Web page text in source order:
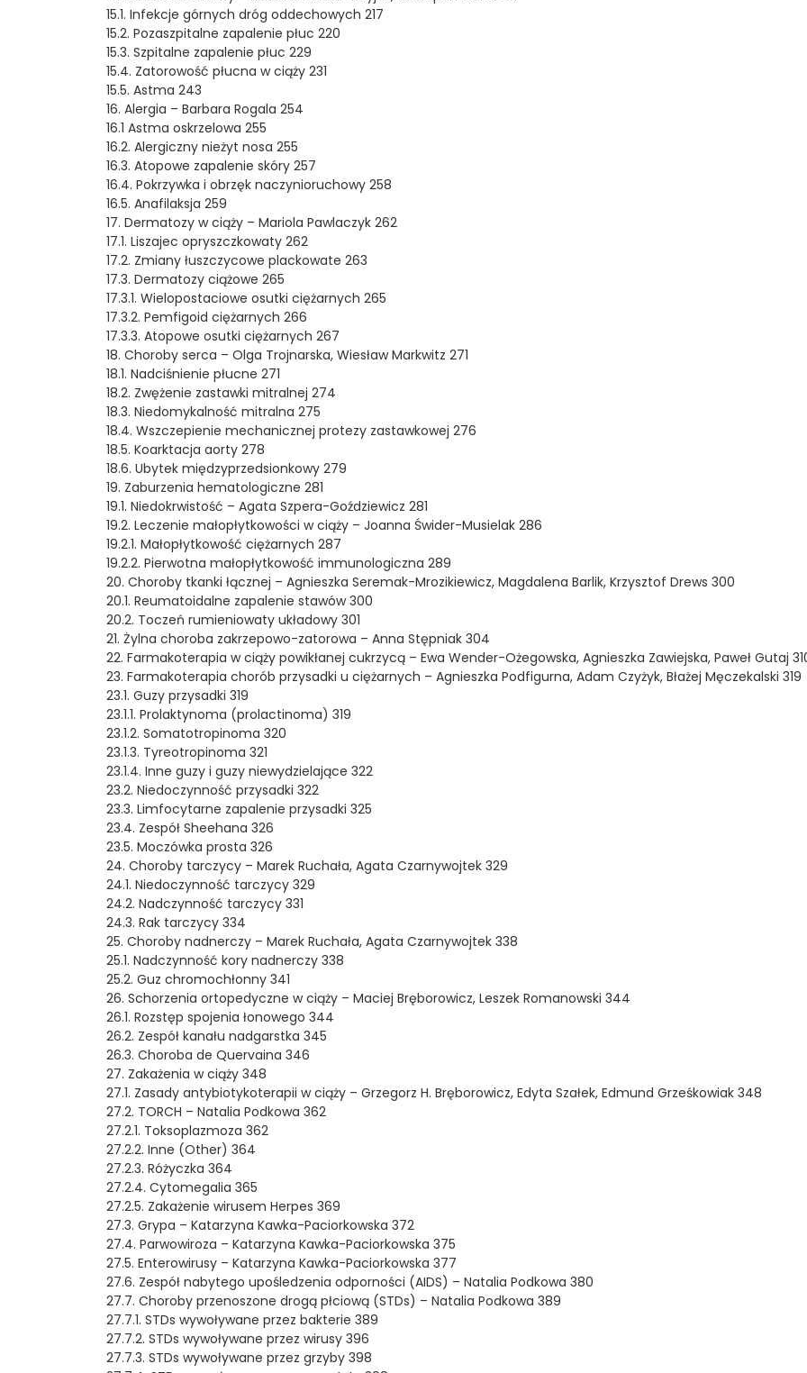
15.1. Infekcje górnych dróg oddechowych 217
15.2. Pozaszpitalne zapalenie płuc 220
15.3. Szpitalne zapalenie płuc 229
15.4. Zatorowość płucna w ciąży 231
15.5. Astma 243
16. Alergia – Barbara Rogala 254
16.1 Astma oskrzelowa 255
16.2. Alergiczny nieżyt nosa 255
16.3. Atopowe zapalenie skóry 257
16.4. Pokrzywka i obrzęk naczynioruchowy 258
16.5. Anafilaksja 259
17. Dermatozy w ciąży – Mariola Pawlaczyk 262
17.1. Liszajec opryszczkowaty 262
17.2. Zmiany łuszczycowe plackowate 263
17.3. Dermatozy ciążowe 265
17.3.1. Wielopostaciowe osutki ciężarnych 265
17.3.2. Pemfigoid ciężarnych 266
17.3.3. Atopowe osutki ciężarnych 267
18. Choroby serca – Olga Trojnarska, Wiesław Markwitz 271
18.1. Nadciśnienie płucne 271
18.2. Zwężenie zastawki mitralnej 274
18.3. Niedomykalność mitralna 275
18.4. Wszczepienie mechanicznej protezy zastawkowej 276
18.5. Koarktacja aorty 278
18.6. Ubytek międzyprzedsionkowy 279
19. Zaburzenia hematologiczne 281
19.1. Niedokrwistość – Agata Szpera-Goździewicz 281
19.2. Leczenie małopłytkowości w ciąży – Joanna Świder-Musielak 286
19.2.1. Małopłytkowość ciężarnych 287
19.2.2. Pierwotna małopłytkowość immunologiczna 289
20. Choroby tkanki łącznej – Agnieszka Seremak-Mrozikiewicz, Magdalena Barlik, Krzysztof Drews 300
20.1. Reumatoidalne zapalenie stawów 300
20.2. Toczeń rumieniowaty układowy 301
21. Żylna choroba zakrzepowo-zatorowa – Anna Stępniak 304
22. Farmakoterapia w ciąży powikłanej cukrzycą – Ewa Wender-Ożegowska, Agnieszka Zawiejska, Paweł Gutaj
23. Farmakoterapia chorób przysadki u ciężarnych – Agnieszka Podfigurna, Adam Czyżyk, Błażej Męczekalski 319
23.1. Guzy przysadki 319
23.1.1. Prolaktynoma (prolactinoma) 319
23.1.2. Somatotropinoma 320
23.1.3. Tyreotropinoma 321
23.1.4. Inne guzy i guzy niewydzielające 322
23.2. Niedoczynność przysadki 322
23.3. Limfocytarne zapalenie przysadki 325
23.4. Zespół Sheehana 326
23.5. Moczówka prosta 326
24. Choroby tarczycy – Marek Ruchała, Agata Czarnywojtek 329
24.1. Niedoczynność tarczycy 329
24.2. Nadczynność tarczycy 331
24.3. Rak tarczycy 334
25. Choroby nadnerczy – Marek Ruchała, Agata Czarnywojtek 338
25.1. Nadczynność kory nadnerczy 338
25.2. Guz chromochłonny 341
26. Schorzenia ortopedyczne w ciąży – Maciej Bręborowicz, Leszek Romanowski 344
26.1. Rozstęp spojenia łonowego 344
26.2. Zespół kanału nadgarstka 345
26.3. Choroba de Quervaina 346
27. Zakażenia w ciąży 348
27.1. Zasady antybiotykoterapii w ciąży – Grzegorz H. Bręborowicz, Edyta Szałek, Edmund Grześkowiak 348
27.2. TORCH – Natalia Podkowa 362
27.2.1. Toksoplazmoza 362
27.2.2. Inne (Other) 364
27.2.3. Różyczka 364
27.2.4. Cytomegalia 365
27.2.5. Zakażenie wirusem Herpes 369
27.3. Grypa – Katarzyna Kawka-Paciorkowska 372
27.4. Parwowiroza – Katarzyna Kawka-Paciorkowska 375
27.5. Enterowirusy – Katarzyna Kawka-Paciorkowska 377
27.6. Zespół nabytego upośledzenia odporności (AIDS) – Natalia Podkowa 380
27.7. Choroby przenoszone drogą płciową (STDs) – Natalia Podkowa 389
27.7.1. STDs wywoływane przez bakterie 389
27.7.2. STDs wywoływane przez wirusy 396
27.7.3. STDs wywoływane przez grzyby 398